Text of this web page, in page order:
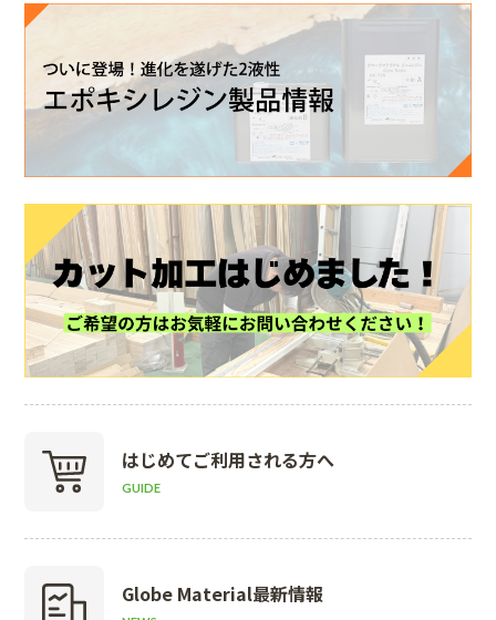
はじめてご利用される方へ
GUIDE
Globe Material最新情報